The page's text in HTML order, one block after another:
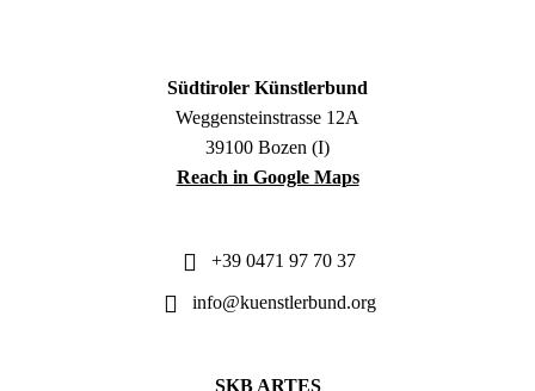
Südtiroler Künstlerbund
Weggensteinstrasse 12A
39100 Bozen (I)
Reach in Google Maps
+39 0471 97 70 37
info@kuenstlerbund.org
SKB ARTES